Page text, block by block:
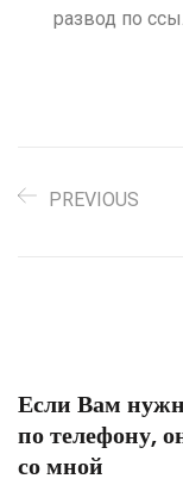
развод по
PREVIOUS
Если Вам
по телефону,
со мной